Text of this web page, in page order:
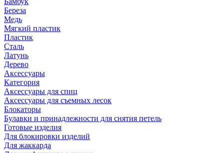
Береза
Медь
Мягкий пластик
Пластик
Сталь
Латунь
Дерево
Аксессуары
Категория
Аксессуары для спиц
Аксессуары для съемных лесок
Блокаторы
Булавки и принадлежности для снятия петель
Готовые изделия
Для блокировки изделий
Для жаккарда